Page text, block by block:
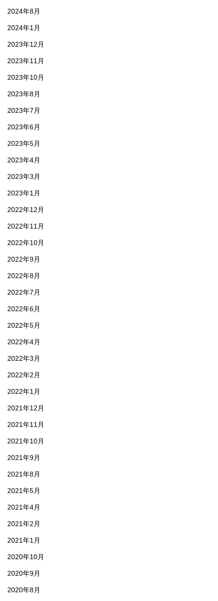
2024年8月
2024年1月
2023年12月
2023年11月
2023年10月
2023年8月
2023年7月
2023年6月
2023年5月
2023年4月
2023年3月
2023年1月
2022年12月
2022年11月
2022年10月
2022年9月
2022年8月
2022年7月
2022年6月
2022年5月
2022年4月
2022年3月
2022年2月
2022年1月
2021年12月
2021年11月
2021年10月
2021年9月
2021年8月
2021年5月
2021年4月
2021年2月
2021年1月
2020年10月
2020年9月
2020年8月